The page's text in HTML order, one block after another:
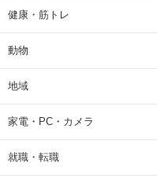
健康・筋トレ
動物
地域
家電・PC・カメラ
就職・転職